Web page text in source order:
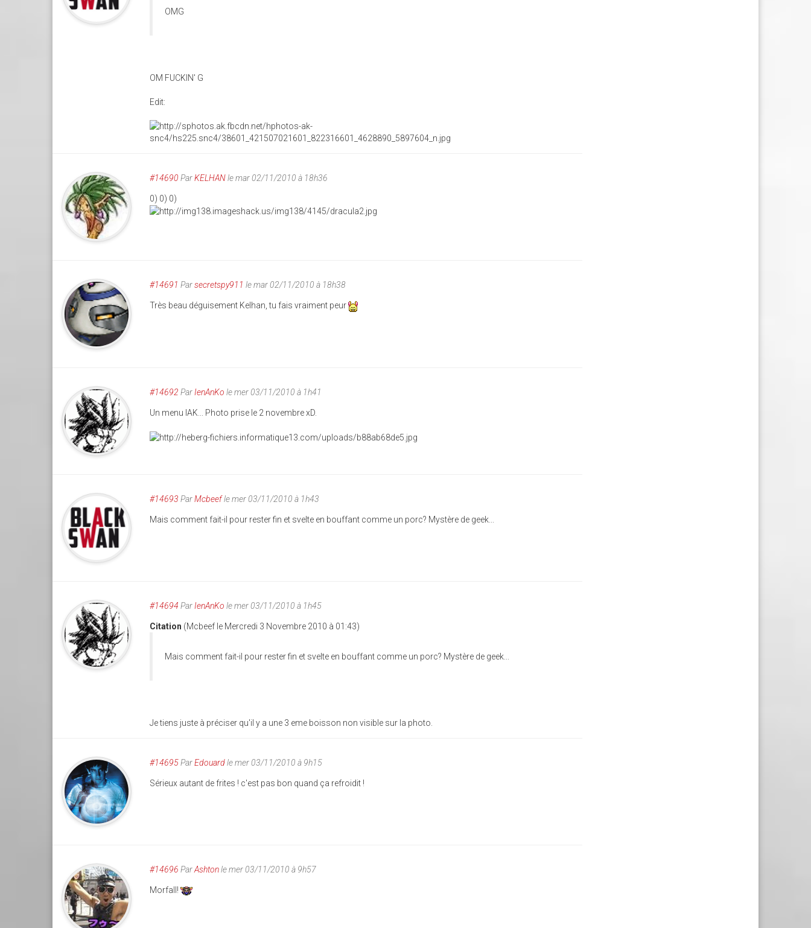
OMG
OM FUCKIN' G
Edit:
#14690 ParKELHANle mar 02/11/2010 à 18h36
0) 0) 0)
#14691 Parsecretspy911 le mar 02/11/2010 à 18h38
Très beau déguisement Kelhan, tu fais vraiment peur
#14692 Par IenAnKo le mer 03/11/2010 à 1h41
Un menu IAK... Photo prise le 2 novembre xD.
#14693 ParMcbeefle mer 03/11/2010 à 1h43
Mais comment fait-il pour rester fin et svelte en bouffant comme un porc? Mystère de geek...
#14694 Par IenAnKo le mer 03/11/2010 à 1h45
Citation (Mcbeef le Mercredi 3 Novembre 2010 à 01:43)
Mais comment fait-il pour rester fin et svelte en bouffant comme un porc? Mystère de geek...
Je tiens juste à préciser qu'il y a une 3 eme boisson non visible sur la photo.
#14695ParEdouardle mer 03/11/2010 à 9h15
Sérieux autant de frites ! c'est pas bon quand ça refroidit !
#14696 ParAshtonle mer 03/11/2010 à 9h57
Morfall!